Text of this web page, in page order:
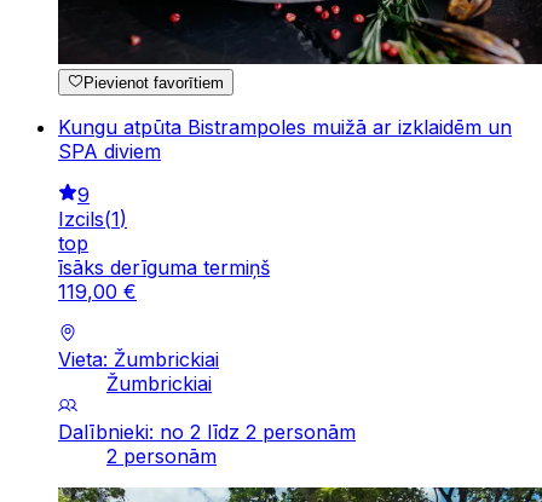
Pievienot favorītiem
Kungu atpūta Bistrampoles muižā ar izklaidēm un
SPA diviem
9
Izcils(1)
top
īsāks derīguma termiņš
119,00 €
Vieta: Žumbrickiai
Žumbrickiai
Dalībnieki: no 2 līdz 2 personām
2 personām